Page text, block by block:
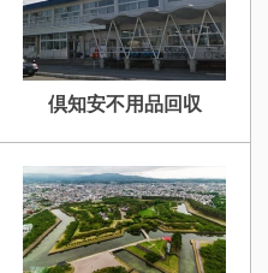
倶知安不用品回収